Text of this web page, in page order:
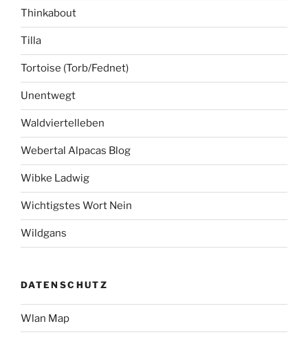
Thinkabout
Tilla
Tortoise (Torb/Fednet)
Unentwegt
Waldviertelleben
Webertal Alpacas Blog
Wibke Ladwig
Wichtigstes Wort Nein
Wildgans
DATENSCHUTZ
Wlan Map